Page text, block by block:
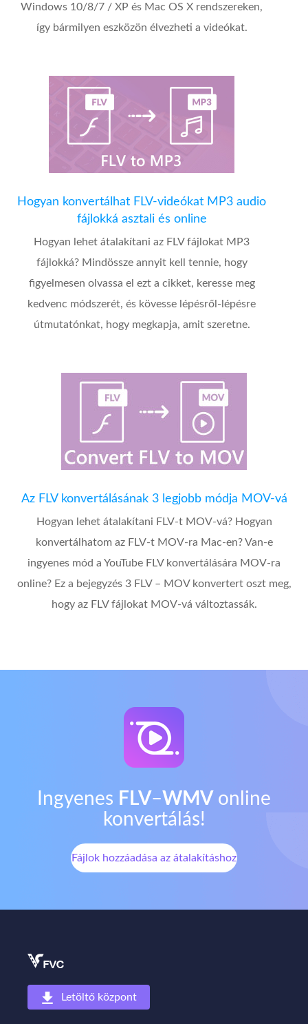
Windows 10/8/7 / XP és Mac OS X rendszereken,
így bármilyen eszközön élvezheti a videókat.
Hogyan konvertálhat FLV-videókat MP3 audio
fájlokká asztali és online
Hogyan lehet átalakítani az FLV fájlokat MP3
fájlokká? Mindössze annyit kell tennie, hogy
figyelmesen olvassa el ezt a cikket, keresse meg
kedvenc módszerét, és kövesse lépésről-lépésre
útmutatónkat, hogy megkapja, amit szeretne.
Az FLV konvertálásának 3 legjobb módja MOV-vá
Hogyan lehet átalakítani FLV-t MOV-vá? Hogyan
konvertálhatom az FLV-t MOV-ra Mac-en? Van-e
ingyenes mód a YouTube FLV konvertálására MOV-ra
online? Ez a bejegyzés 3 FLV – MOV konvertert oszt meg,
hogy az FLV fájlokat MOV-vá változtassák.
Ingyenes FLV–WMV online
konvertálás!
Fájlok hozzáadása az átalakításhoz
Letöltő központ